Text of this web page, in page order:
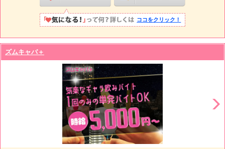
ココをクリック！
ズムキャバ＋